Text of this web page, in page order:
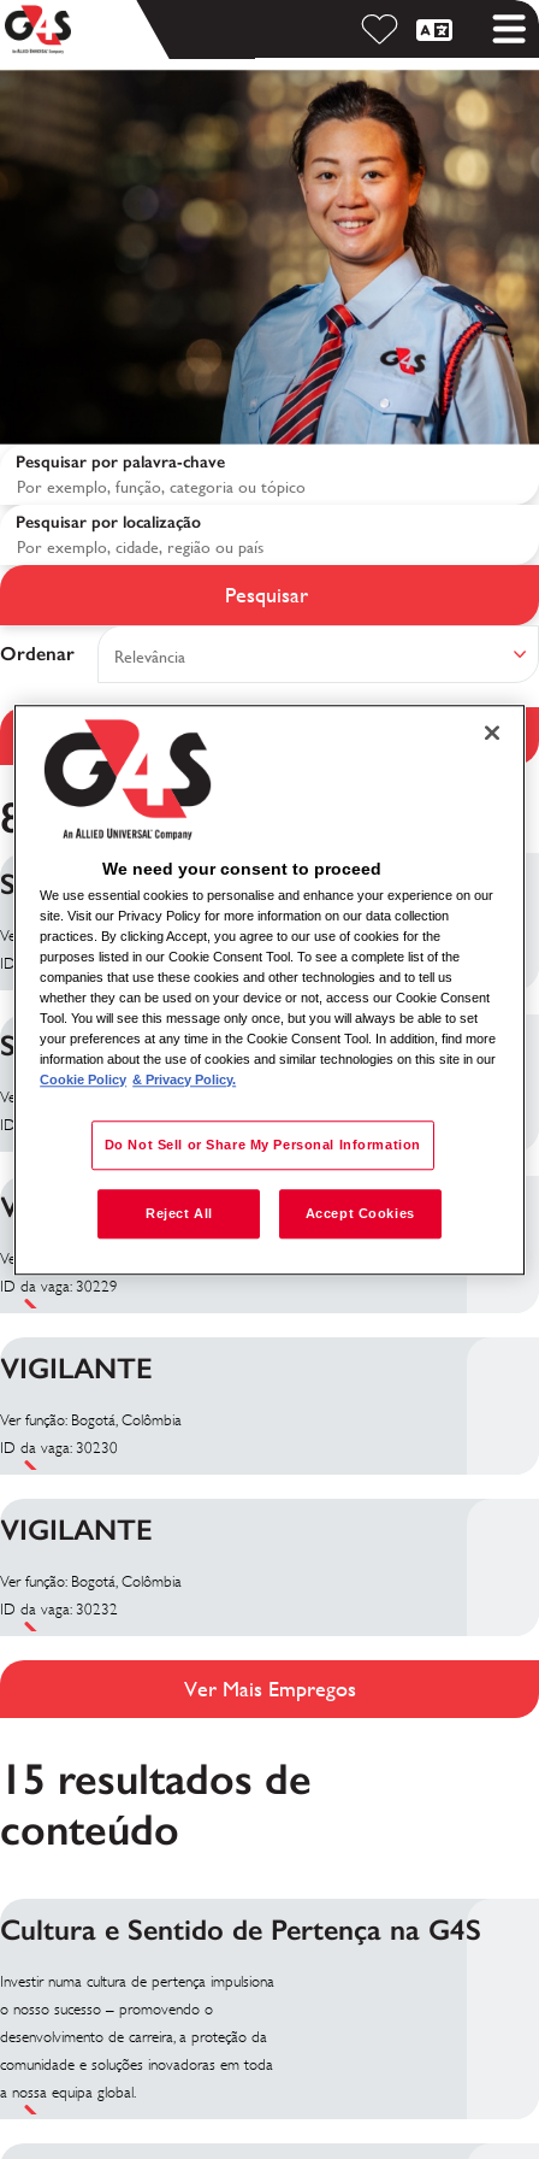
Resultados da pesquisa
Pesquisar por palavra-chave
Pesquisar por localização
Pesquisar
Ordenar
Filtrar resultados
8 resultados encontrados
Surveillance Case Manager
Ver função: Dublin, Irlanda
ID da vaga: 10196
SUPERVISOR DE SEGURIDAD
Ver função: Bogotá, Colômbia
ID da vaga: 29518
VIGILANTE
Ver função: Bogotá, Colômbia
ID da vaga: 30229
VIGILANTE
Ver função: Bogotá, Colômbia
ID da vaga: 30230
VIGILANTE
Ver função: Bogotá, Colômbia
ID da vaga: 30232
Ver Mais Empregos
15 resultados de
conteúdo
Cultura e Sentido de Pertença na G4S
Investir numa cultura de pertença impulsiona
o nosso sucesso – promovendo o
desenvolvimento de carreira, a proteção da
comunidade e soluções inovadoras em toda
a nossa equipa global.
We need your consent to proceed
We use essential cookies to personalise and enhance your experience on our
site. Visit our Privacy Policy for more information on our data collection
practices. By clicking Accept, you agree to our use of cookies for the
purposes listed in our Cookie Consent Tool. To see a complete list of the
companies that use these cookies and other technologies and to tell us
whether they can be used on your device or not, access our Cookie Consent
Tool. You will see this message only once, but you will always be able to set
your preferences at any time in the Cookie Consent Tool. In addition, find more
information about the use of cookies and similar technologies on this site in our
Cookie Policy & Privacy Policy.
Do Not Sell or Share My Personal Information
Reject All Accept Cookies